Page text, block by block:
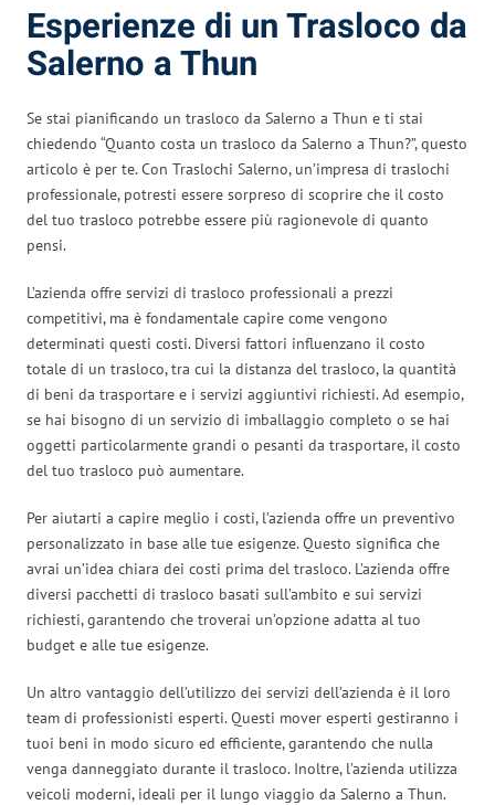
Esperienze di un Trasloco da
Salerno a Thun
Se stai pianificando un trasloco da Salerno a Thun e ti stai
chiedendo “Quanto costa un trasloco da Salerno a Thun?”, questo
articolo è per te. Con Traslochi Salerno, un’impresa di traslochi
professionale, potresti essere sorpreso di scoprire che il costo
del tuo trasloco potrebbe essere più ragionevole di quanto
pensi.
L’azienda offre servizi di trasloco professionali a prezzi
competitivi, ma è fondamentale capire come vengono
determinati questi costi. Diversi fattori influenzano il costo
totale di un trasloco, tra cui la distanza del trasloco, la quantità
di beni da trasportare e i servizi aggiuntivi richiesti. Ad esempio,
se hai bisogno di un servizio di imballaggio completo o se hai
oggetti particolarmente grandi o pesanti da trasportare, il costo
del tuo trasloco può aumentare.
Per aiutarti a capire meglio i costi, l’azienda offre un preventivo
personalizzato in base alle tue esigenze. Questo significa che
avrai un’idea chiara dei costi prima del trasloco. L’azienda offre
diversi pacchetti di trasloco basati sull’ambito e sui servizi
richiesti, garantendo che troverai un’opzione adatta al tuo
budget e alle tue esigenze.
Un altro vantaggio dell’utilizzo dei servizi dell’azienda è il loro
team di professionisti esperti. Questi mover esperti gestiranno i
tuoi beni in modo sicuro ed efficiente, garantendo che nulla
venga danneggiato durante il trasloco. Inoltre, l’azienda utilizza
veicoli moderni, ideali per il lungo viaggio da Salerno a Thun.